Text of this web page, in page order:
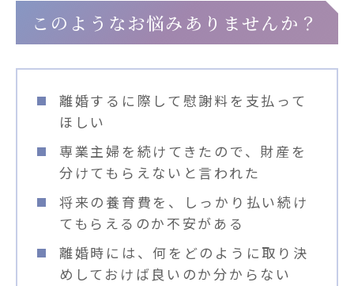
このようなお悩みありませんか？
離婚するに際して慰謝料を支払って
ほしい
専業主婦を続けてきたので、財産を
分けてもらえないと言われた
将来の養育費を、しっかり払い続け
てもらえるのか不安がある
離婚時には、何をどのように取り決
めしておけば良いのか分からない